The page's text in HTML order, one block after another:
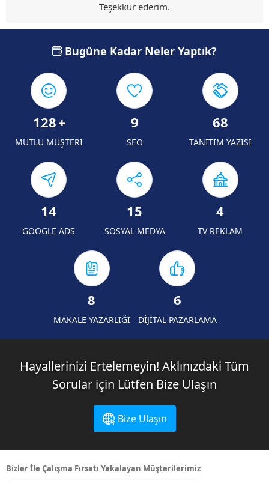
Teşekkür ederim.
Bugüne Kadar Neler Yaptık?
128+
MUTLU MÜŞTERİ
9
SEO
68
TANITIM YAZISI
14
GOOGLE ADS
15
SOSYAL MEDYA
4
TV REKLAM
8
MAKALE YAZARLIĞI
6
DİJİTAL PAZARLAMA
Hayallerinizi Ertelemeyin! Aklınızdaki Tüm
Sorular için Lütfen Bize Ulaşın
Bize Ulaşın
Bizler İle Çalışma Fırsatı Yakalayan Müşterilerimiz